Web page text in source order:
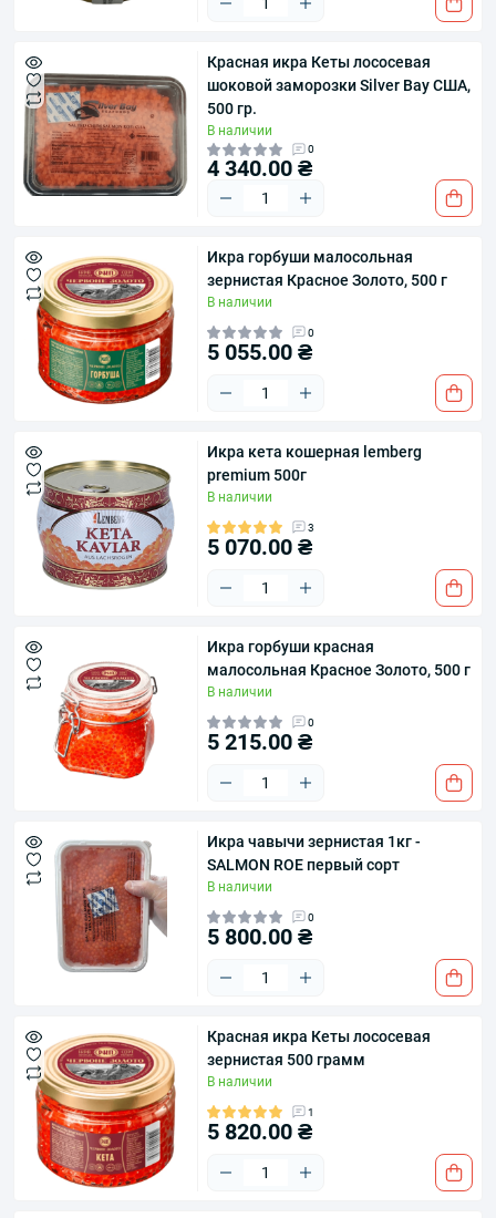
Красная икра Кеты лососевая
шоковой заморозки Silver Bay США,
500 гр.
В наличии
0
4 340.00 ₴
Икра горбуши малосольная
зернистая Красное Золото, 500 г
В наличии
0
5 055.00 ₴
Икра кета кошерная lemberg
premium 500г
В наличии
3
5 070.00 ₴
Икра горбуши красная
малосольная Красное Золото, 500 г
В наличии
0
5 215.00 ₴
Икра чавычи зернистая 1кг -
SALMON ROE первый сорт
В наличии
0
5 800.00 ₴
​Красная икра Кеты лососевая
зернистая 500 грамм
В наличии
1
5 820.00 ₴